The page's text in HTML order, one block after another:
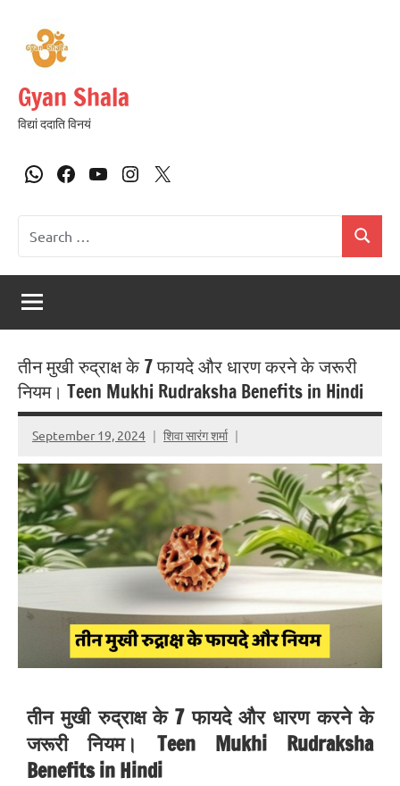
Gyan Shala
विद्यां ददाति विनयं
तीन मुखी रुद्राक्ष के 7 फायदे और धारण करने के जरूरी
नियम। Teen Mukhi Rudraksha Benefits in Hindi
September 19, 2024 शिवा सारंग शर्मा
तीन मुखी रुद्राक्ष के 7 फायदे और धारण करने के
जरूरी नियम। Teen Mukhi Rudraksha
Benefits in Hindi